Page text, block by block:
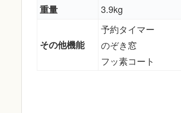
重量
3.9kg
その他機能
予約タイマー
のぞき窓
フッ素コート